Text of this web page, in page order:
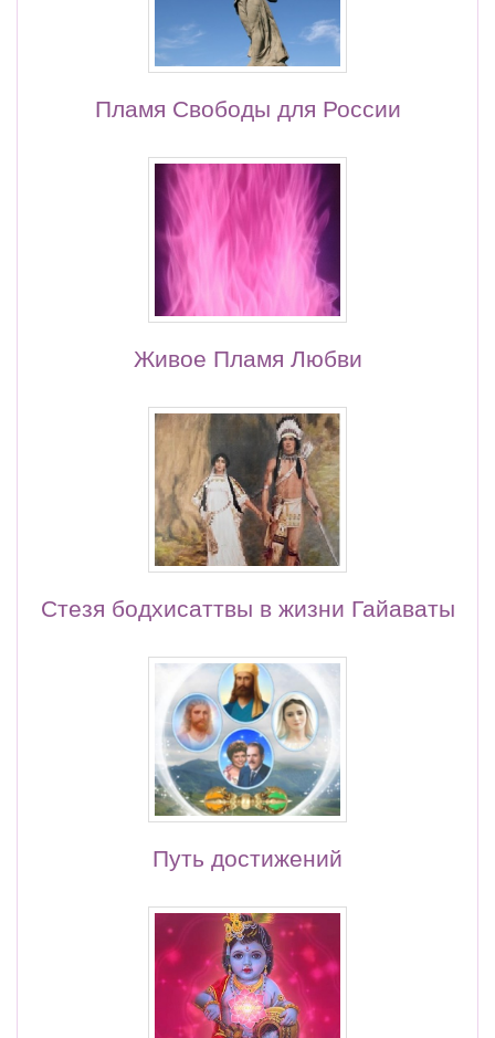
Пламя Свободы для России
Живое Пламя Любви
Стезя бодхисаттвы в жизни Гайаваты
Путь достижений